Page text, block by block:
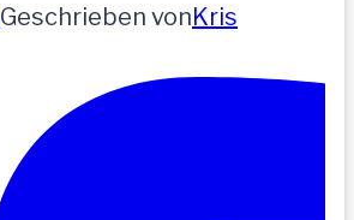
Geschrieben vonKris